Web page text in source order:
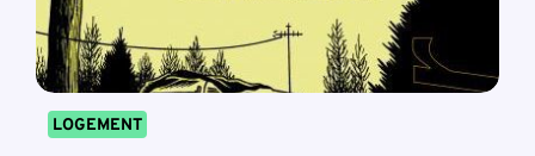
LOGEMENT